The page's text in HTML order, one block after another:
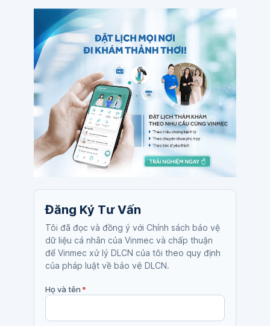
Đăng Ký Tư Vấn
Tôi đã đọc và đồng ý với Chính sách bảo vệ
dữ liệu cá nhân của Vinmec và chấp thuận
để Vinmec xử lý DLCN của tôi theo quy định
của pháp luật về bảo vệ DLCN.
Họ và tên*